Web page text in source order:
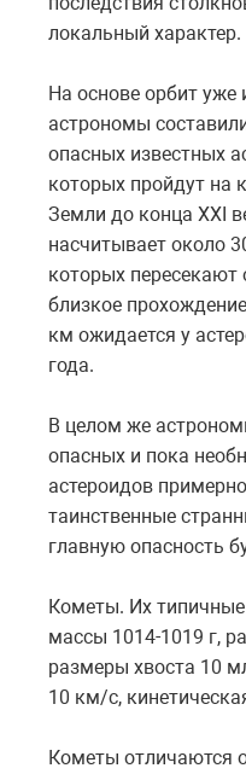
локальный характер.
На основе орбит уже
астрономы
опасных известных
которых пройдут на
Земли до конца XXI
насчитывает около
которых
близкое
км ожидается у
года.
В целом же
опасных и пока
астероидов
таинственные
главную опасность
Кометы. Их
массы 1014-1019 г,
размеры хвоста 10
10 км/с,
Кометы отличаются